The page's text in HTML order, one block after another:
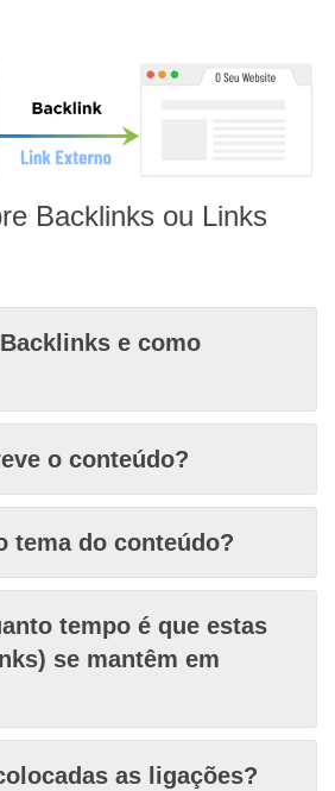
Backlinks ou Links
e como
o conteúdo?
tema do conteúdo?
tempo é que estas
se mantêm em
as ligações?